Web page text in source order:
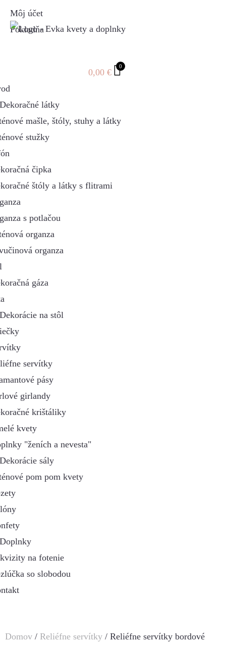
Môj účet
Pokladňa
0,00 €
0
Dekoračné látky
mašle, štóly, stuhy a látky
stužky
čipka
štóly a látky s flitrami
s potlačou
organza
organza
gáza
Dekorácie na stôl
servítky
pásy
girlandy
krištáliky
kvety
"ženích a nevesta"
Dekorácie sály
pom pom kvety
Doplnky
na fotenie
so slobodou
Domov / Reliéfne servítky / Reliéfne servítky bordové